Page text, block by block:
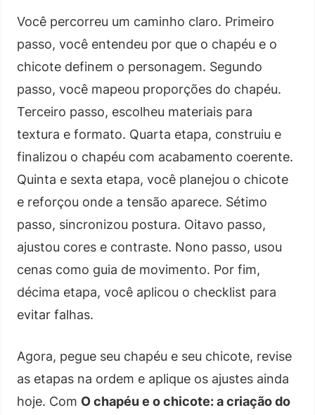
Você percorreu um caminho claro. Primeiro
passo, você entendeu por que o chapéu e o
chicote definem o personagem. Segundo
passo, você mapeou proporções do chapéu.
Terceiro passo, escolheu materiais para
textura e formato. Quarta etapa, construiu e
finalizou o chapéu com acabamento coerente.
Quinta e sexta etapa, você planejou o chicote
e reforçou onde a tensão aparece. Sétimo
passo, sincronizou postura. Oitavo passo,
ajustou cores e contraste. Nono passo, usou
cenas como guia de movimento. Por fim,
décima etapa, você aplicou o checklist para
evitar falhas.
Agora, pegue seu chapéu e seu chicote, revise
as etapas na ordem e aplique os ajustes ainda
hoje. Com O chapéu e o chicote: a criação do